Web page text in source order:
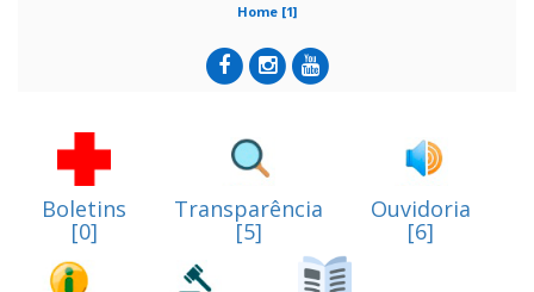
Home [1]
Boletins
[0]
Transparência
[5]
Ouvidoria
[6]